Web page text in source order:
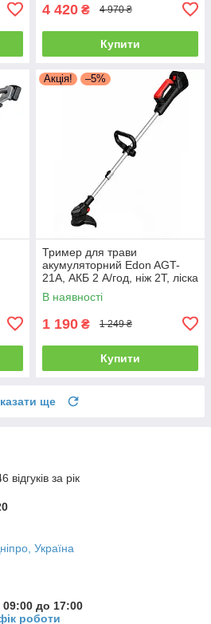
4 420 ₴ 4 970 ₴
Купити
А/
Акція! –5%
Тример для трави
акумуляторний Edon AGT-
21A, АКБ 2 А/год, ніж 2Т, ліска
В наявності
1 190 ₴ 1 249 ₴
Купити
ще
за рік
Україна
до 17:00
роботи